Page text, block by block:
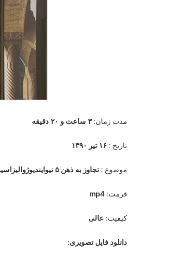
مدت زمان: ۳ ساعت و ۲۰ دقیقه
تاریخ : ۱۶ تیر ۱۳۹۰
موضوع : تجاوز به ذهن ۵ نیوایندیوژوالیزاسیون
فرمت:
کیفیت: عالی
دانلود فایل تصویری: